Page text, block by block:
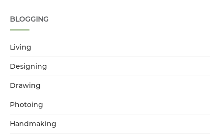
BLOGGING
Living
Designing
Drawing
Photoing
Handmaking